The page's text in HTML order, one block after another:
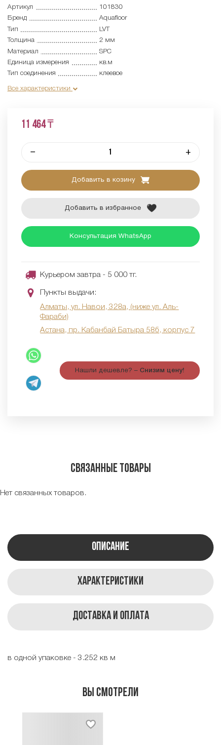
Артикул
101830
Бренд
Aquafloor
Тип
LVT
Толщина
2 мм
Материал
SPC
Единица измерения
кв.м
Тип соединения
клеевое
Все характеристики
11 464 ₸
– +
Добавить в козину
Добавить в избранное
Консультация WhatsApp
Курьером завтра - 5 000 тг.
Пункты выдачи:
Алматы, ул. Навои, 328а, (ниже ул. Аль-
Фараби)
Астана, пр. Кабанбай Батыра 58б, корпус 7
Нашли дешевле? – Снизим цену!
Связанные товары
Нет связанных товаров.
Описание
Характеристики
Доставка и оплата
в одной упаковке - 3.252 кв м
Вы смотрели